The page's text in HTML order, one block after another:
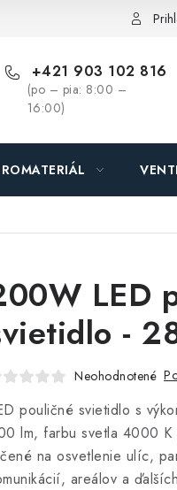
O nás - MEGALED & JANTON
+421 903 102 816
(po – pia: 8:00 –
16:00)
LED
-
Neohodnotené
pouličné svietidlo s
lm, farbu svetla 4000
na osvetlenie ulíc,
areálov a